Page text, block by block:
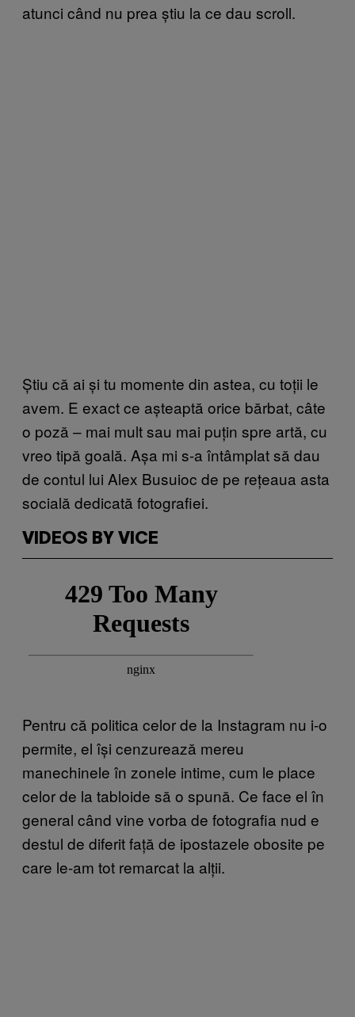
atunci când nu prea știu la ce dau scroll.
Știu că ai și tu momente din astea, cu toții le
avem. E exact ce așteaptă orice bărbat, câte
o poză – mai mult sau mai puțin spre artă, cu
vreo tipă goală. Așa mi s-a întâmplat să dau
de contul lui Alex Busuioc de pe rețeaua asta
socială dedicată fotografiei.
VIDEOS BY VICE
Pentru că politica celor de la Instagram nu i-o
permite, el își cenzurează mereu
manechinele în zonele intime, cum le place
celor de la tabloide să o spună. Ce face el în
general când vine vorba de fotografia nud e
destul de diferit față de ipostazele obosite pe
care le-am tot remarcat la alții.